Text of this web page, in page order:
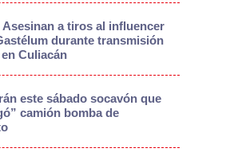
Asesinan a tiros al influencer
durante transmisión
Culiacán
este sábado socavón que
camión bomba de